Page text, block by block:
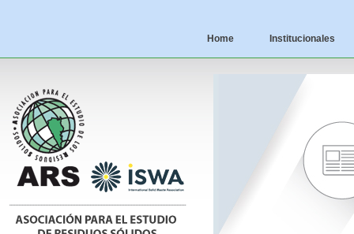
Home Institucionales